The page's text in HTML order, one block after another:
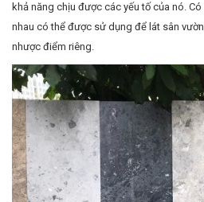
khả năng chịu được các yếu tố của nó.
nhau có thể được sử dụng để lát sân
nhược điểm riêng.